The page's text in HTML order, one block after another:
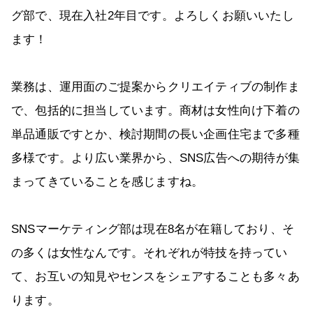
グ部で、現在入社2年目です。よろしくお願いいたし
ます！
業務は、運用面のご提案からクリエイティブの制作ま
で、包括的に担当しています。商材は女性向け下着の
単品通販ですとか、検討期間の長い企画住宅まで多種
多様です。より広い業界から、SNS広告への期待が集
まってきていることを感じますね。
SNSマーケティング部は現在8名が在籍しており、そ
の多くは女性なんです。それぞれが特技を持ってい
て、お互いの知見やセンスをシェアすることも多々あ
ります。